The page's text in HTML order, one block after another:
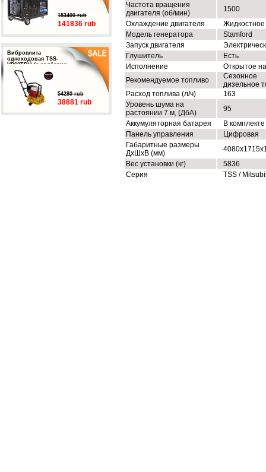
153400 rub
141836 rub
Виброплита
одноходовая TSS-
VP60TRH (с колёсами,
баком и ковриком)
54280 rub
38881 rub
Частота вращения
двигателя (об/мин)
1500
Охлаждение двигателя
Жидкостное
Модель генератора
Stamford
Запуск двигателя
Глушитель
Есть
Исполнение
Открытое
Рекомендуемое топливо
Сезонное
дизельное
Расход топлива (л/ч)
163
Уровень шума на
растоянии 7 м, (ДбА)
95
Аккумуляторная батарея
В комплекте
Панель управления
Цифровая
Габаритные размеры
ДхШхВ (мм)
Вес установки (кг)
5836
Серия
TSS /